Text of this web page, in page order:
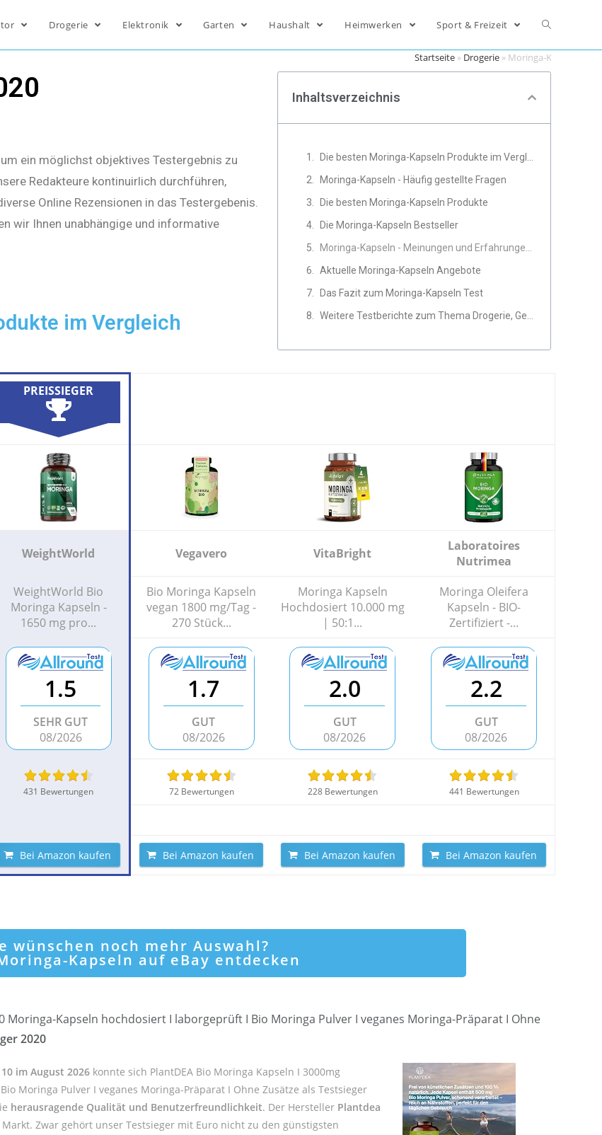
Drogerie Elektronik Garten Haushalt Heimwerken Sport & Freizeit
ein möglichst objektives Testergebnis zu
Redakteure kontinuirlich durchführen,
Online Rezensionen in das Testergebenis.
wir Ihnen unabhängige und informative
im Vergleich
Startseite» Drogerie» Moringa-Kapseln
Inhaltsverzeichnis
Moringa-Kapseln - Häufig gestellte Fragen
Die besten Moringa-Kapseln Produkte
Die Moringa-Kapseln Bestseller
Aktuelle Moringa-Kapseln Angebote
Das Fazit zum Moringa-Kapseln Test
PREISSIEGER
WeightWorld Vegavero VitaBright
Laboratoires
Nutrimea
WeightWorld Bio
Moringa Kapseln -
1650 mg pro...
Bio Moringa Kapseln
vegan 1800 mg/Tag -
270 Stück...
Moringa Kapseln
Hochdosiert 10.000 mg
| 50:1...
Moringa Oleifera
Kapseln - BIO-
Zertifiziert -...
1.5
SEHR GUT
08/2026
1.7
GUT
08/2026
2.0
GUT
08/2026
2.2
GUT
08/2026
431 Bewertungen 72 Bewertungen 228 Bewertungen 441 Bewertungen
Bei Amazon kaufen Bei Amazon kaufen Bei Amazon kaufen Bei Amazon kaufen
wünschen noch mehr Auswahl?
Kapseln auf eBay entdecken
Moringa-Kapseln hochdosiert I laborgeprüft I Bio Moringa Pulver I veganes Moringa-Präparat I Ohne
2020
im August 2026 konnte sich PlantDEA Bio Moringa Kapseln I 3000mg
Moringa Pulver I veganes Moringa-Präparat I Ohne Zusätze als Testsieger
herausragende Qualität und Benutzerfreundlichkeit. Der Hersteller Plantdea
Zwar gehört unser Testsieger mit Euro nicht zu den günstigsten